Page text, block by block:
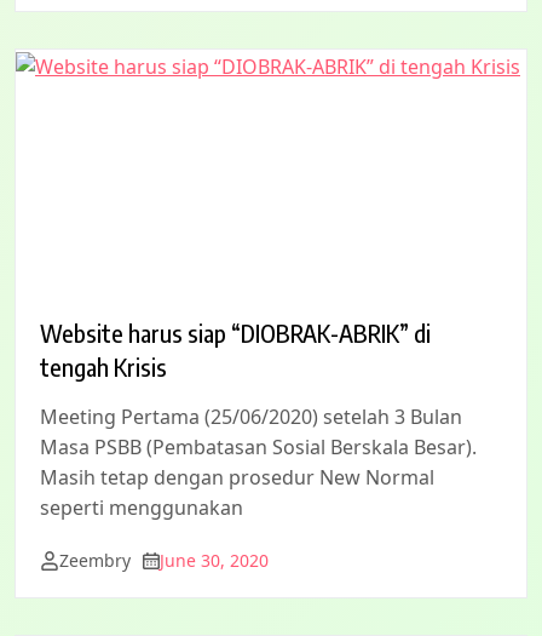
Website harus siap “DIOBRAK-ABRIK” di
tengah Krisis
Meeting Pertama (25/06/2020) setelah 3 Bulan
Masa PSBB (Pembatasan Sosial Berskala Besar).
Masih tetap dengan prosedur New Normal
seperti menggunakan
Zeembry June 30, 2020